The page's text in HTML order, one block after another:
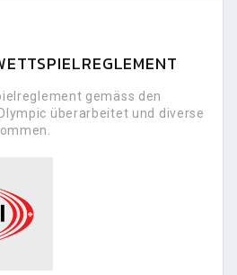
gemäss den
überarbeitet und diverse